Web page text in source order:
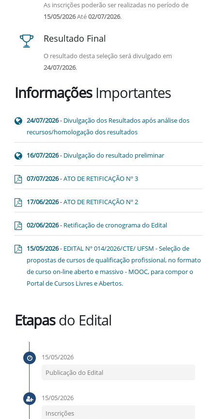
As inscrições poderão ser realizadas no período de
15/05/2026Até02/07/2026.
Resultado Final
O resultado desta seleção será divulgado em
24/07/2026.
InformaçõesImportantes
24/07/2026- Divulgação dos Resultados após análise dos
recursos/homologação dos resultados
16/07/2026- Divulgação do resultado preliminar
07/07/2026- ATO DE RETIFICAÇÃO Nº 3
17/06/2026- ATO DE RETIFICAÇÃO Nº 2
02/06/2026- Retificação de cronograma do Edital
15/05/2026- EDITAL Nº 014/2026/CTE/ UFSM - Seleção de
propostas de cursos de qualificação profissional, no formato
de curso on-line aberto e massivo - MOOC, para compor o
Portal de Cursos Livres e Abertos.
Etapasdo Edital
15/05/2026
Publicação do Edital
15/05/2026
Inscrições